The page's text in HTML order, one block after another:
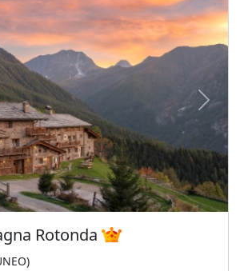
Next
Rotonda